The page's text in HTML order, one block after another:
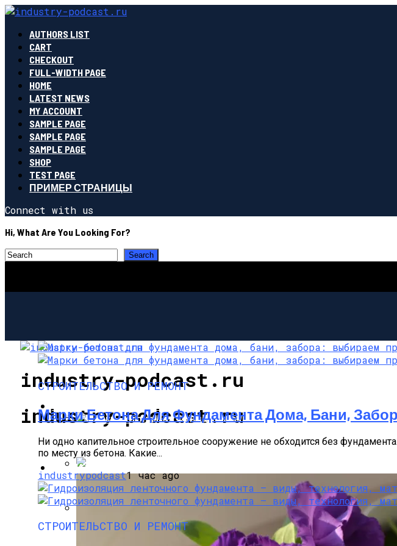
AUTHORS LIST
CART
CHECKOUT
FULL-WIDTH PAGE
HOME
LATEST NEWS
MY ACCOUNT
SAMPLE PAGE
SAMPLE PAGE
SAMPLE PAGE
SHOP
TEST PAGE
ПРИМЕР СТРАНИЦЫ
Connect with us
Hi, What Are You Looking For?
industry-podcast.ru
industry-podcast.ru
Марки Бетона Для Фундамента Дома, Бани, Забора: Выбираем
Гидроизоляция Ленточного Фундамента – Виды, Технология,
Устройство Столбчатого Фундамента В Сложных Геодезических
САД И ОГОРОД
СТРОИТЕЛЬСТВО И РЕМОНТ
Марки Бетона Для Фундамента Дома, Бани,
Ни одно капительное строительное сооружение не обходится без
по месту из бетона. Какие...
industrypodcast1 час ago
СТРОИТЕЛЬСТВО И РЕМОНТ